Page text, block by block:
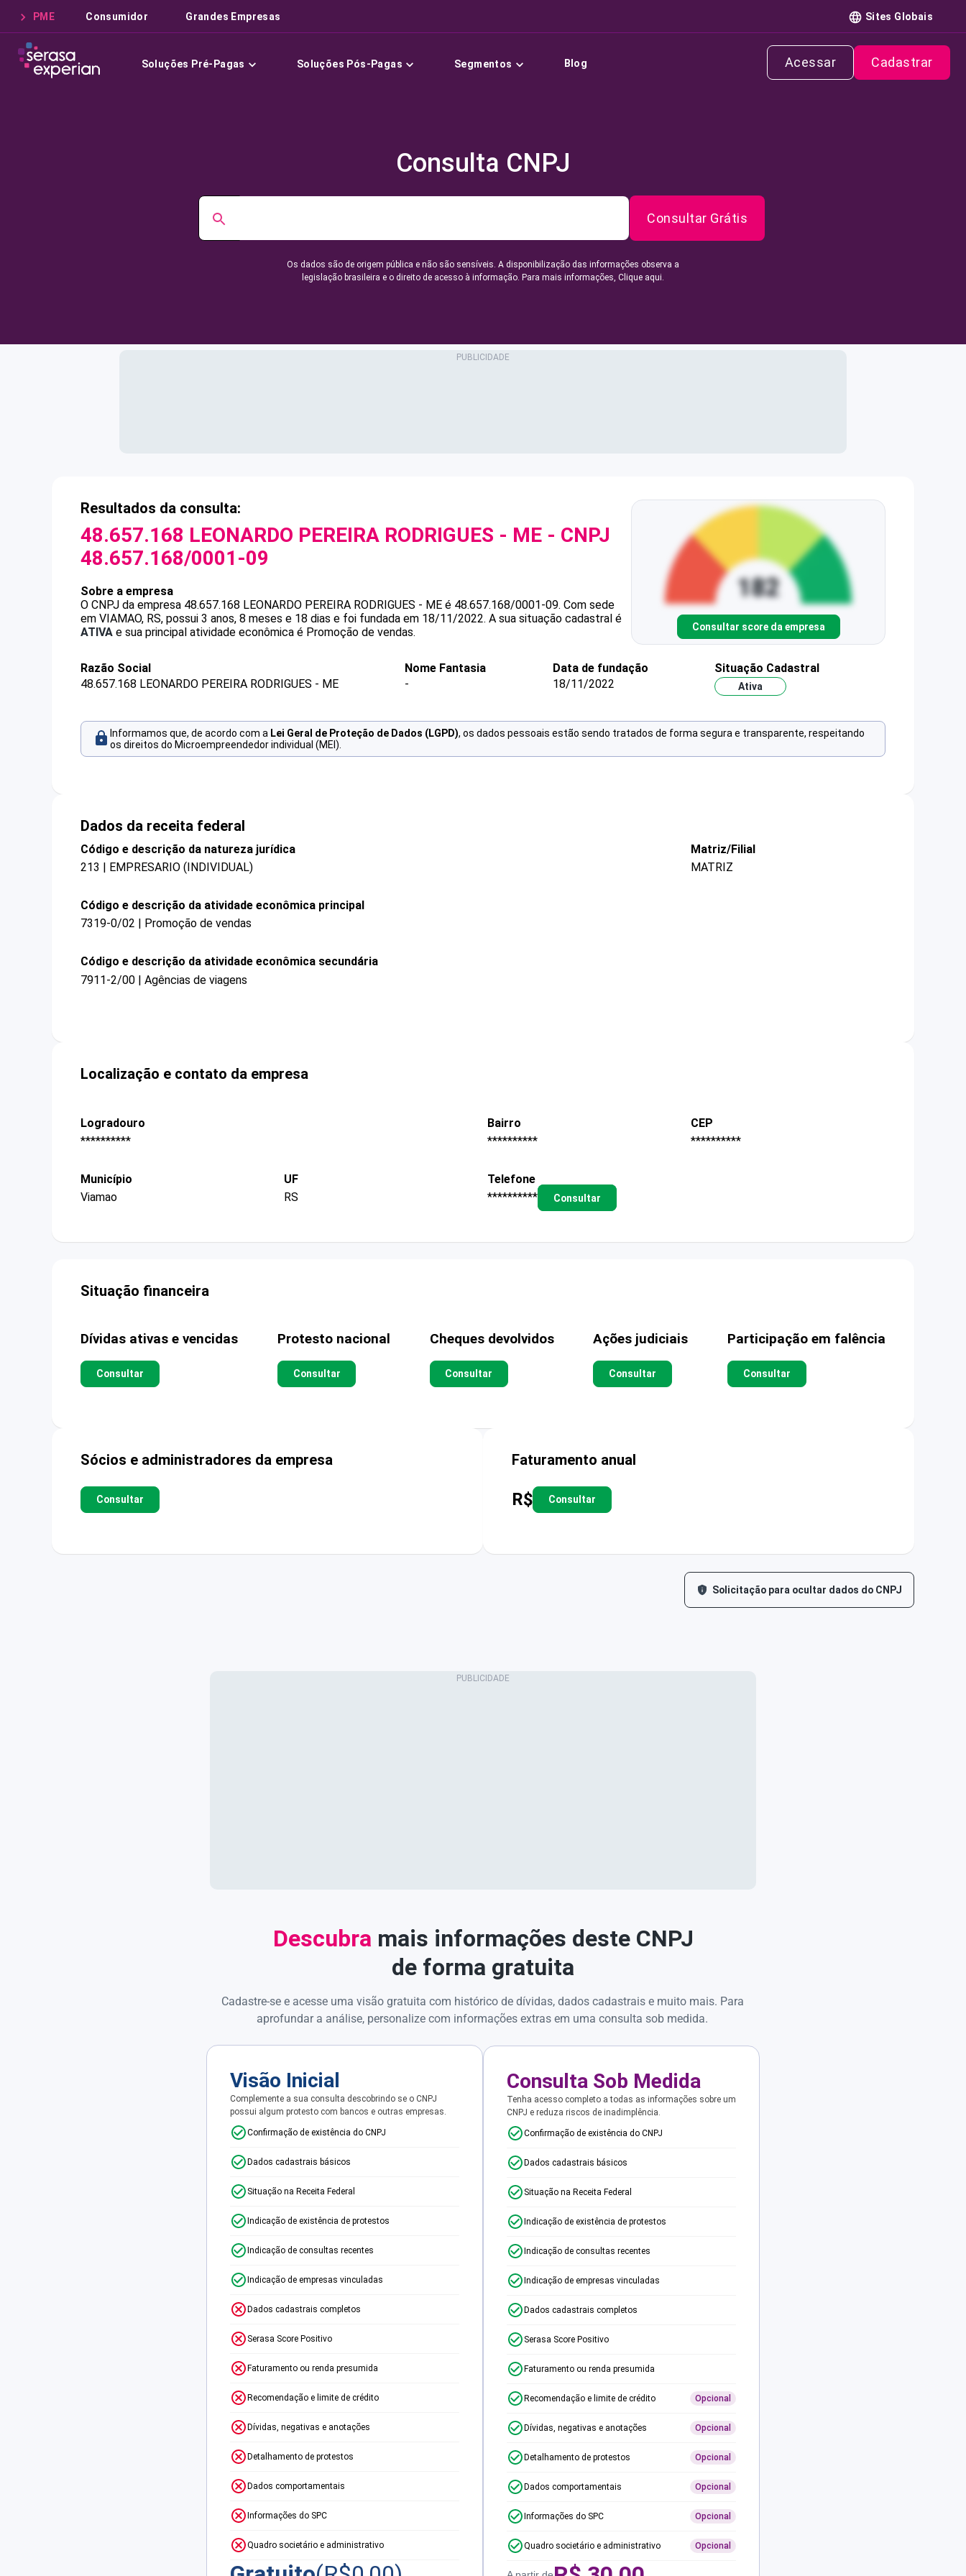
PME Consumidor Grandes Empresas Sites Globais
Soluções Pré-Pagas Soluções Pós-Pagas Segmentos Blog Acessar Cadastrar
Consulta CNPJ
Consultar Grátis
Os dados são de origem pública e não são sensíveis. A disponibilização das informações observa a
legislação brasileira e o direito de acesso à informação. Para mais informações, Clique aqui.
Resultados da consulta:
48.657.168 LEONARDO PEREIRA RODRIGUES - ME - CNPJ
48.657.168/0001-09
Sobre a empresa
O CNPJ da empresa 48.657.168 LEONARDO PEREIRA RODRIGUES - ME é 48.657.168/0001-09. Com sede
em VIAMAO, RS, possui 3 anos, 8 meses e 18 dias e foi fundada em 18/11/2022. A sua situação cadastral é
ATIVA e sua principal atividade econômica é Promoção de vendas. Consultar score da empresa
Razão Social
48.657.168 LEONARDO PEREIRA RODRIGUES - ME
Nome Fantasia
-
Data de fundação
18/11/2022
Situação Cadastral
Ativa
Informamos que, de acordo com a Lei Geral de Proteção de Dados (LGPD), os dados pessoais estão sendo tratados de forma segura e transparente, respeitando
os direitos do Microempreendedor individual (MEI).
Dados da receita federal
Código e descrição da natureza jurídica
213 | EMPRESARIO (INDIVIDUAL)
Matriz/Filial
MATRIZ
Código e descrição da atividade econômica principal
7319-0/02 | Promoção de vendas
Código e descrição da atividade econômica secundária
7911-2/00 | Agências de viagens
Localização e contato da empresa
Logradouro
**********
Bairro
**********
CEP
**********
Município
Viamao
UF
RS
Telefone
**********
Consultar
Situação financeira
Dívidas ativas e vencidas
Consultar
Protesto nacional
Consultar
Cheques devolvidos
Consultar
Ações judiciais
Consultar
Participação em falência
Consultar
Sócios e administradores da empresa
Consultar
Faturamento anual
R$ Consultar
Solicitação para ocultar dados do CNPJ
Descubra mais informações deste CNPJ
de forma gratuita
Cadastre-se e acesse uma visão gratuita com histórico de dívidas, dados cadastrais e muito mais. Para
aprofundar a análise, personalize com informações extras em uma consulta sob medida.
Visão Inicial
Complemente a sua consulta descobrindo se o CNPJ
possui algum protesto com bancos e outras empresas.
Confirmação de existência do CNPJ
Dados cadastrais básicos
Situação na Receita Federal
Indicação de existência de protestos
Indicação de consultas recentes
Indicação de empresas vinculadas
Dados cadastrais completos
Serasa Score Positivo
Faturamento ou renda presumida
Recomendação e limite de crédito
Dívidas, negativas e anotações
Detalhamento de protestos
Dados comportamentais
Informações do SPC
Quadro societário e administrativo
Consulta Sob Medida
Tenha acesso completo a todas as informações sobre um
CNPJ e reduza riscos de inadimplência.
Confirmação de existência do CNPJ
Dados cadastrais básicos
Situação na Receita Federal
Indicação de existência de protestos
Indicação de consultas recentes
Indicação de empresas vinculadas
Dados cadastrais completos
Serasa Score Positivo
Faturamento ou renda presumida
Recomendação e limite de crédito Opcional
Dívidas, negativas e anotações Opcional
Detalhamento de protestos Opcional
Dados comportamentais Opcional
Informações do SPC Opcional
Quadro societário e administrativo Opcional